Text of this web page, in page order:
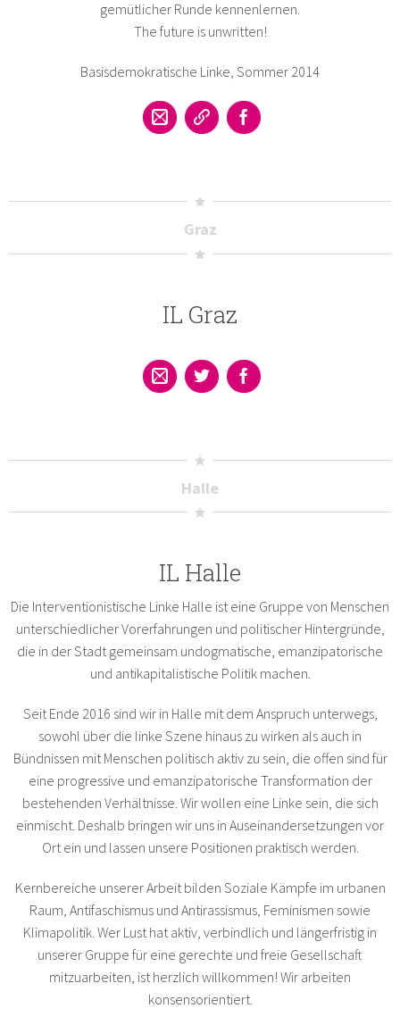
gemütlicher Runde kennenlernen.
The future is unwritten!
Basisdemokratische Linke, Sommer 2014
Graz
IL Graz
Halle
IL Halle
Die Interventionistische Linke Halle ist eine Gruppe von Menschen
unterschiedlicher Vorerfahrungen und politischer Hintergründe,
die in der Stadt gemeinsam undogmatische, emanzipatorische
und antikapitalistische Politik machen.
Seit Ende 2016 sind wir in Halle mit dem Anspruch unterwegs,
sowohl über die linke Szene hinaus zu wirken als auch in
Bündnissen mit Menschen politisch aktiv zu sein, die offen sind für
eine progressive und emanzipatorische Transformation der
bestehenden Verhältnisse. Wir wollen eine Linke sein, die sich
einmischt. Deshalb bringen wir uns in Auseinandersetzungen vor
Ort ein und lassen unsere Positionen praktisch werden.
Kernbereiche unserer Arbeit bilden Soziale Kämpfe im urbanen
Raum, Antifaschismus und Antirassismus, Feminismen sowie
Klimapolitik. Wer Lust hat aktiv, verbindlich und längerfristig in
unserer Gruppe für eine gerechte und freie Gesellschaft
mitzuarbeiten, ist herzlich willkommen! Wir arbeiten
konsensorientiert.